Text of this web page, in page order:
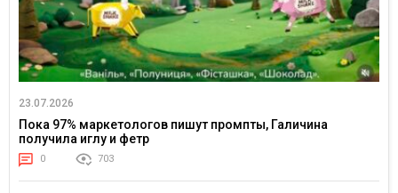
23.07.2026
Пока 97% маркетологов пишут промпты, Галичина
получила иглу и фетр
0 703